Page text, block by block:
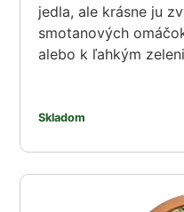
jedla, ale krásne ju
smotanových
alebo k ľahkým
Skladom